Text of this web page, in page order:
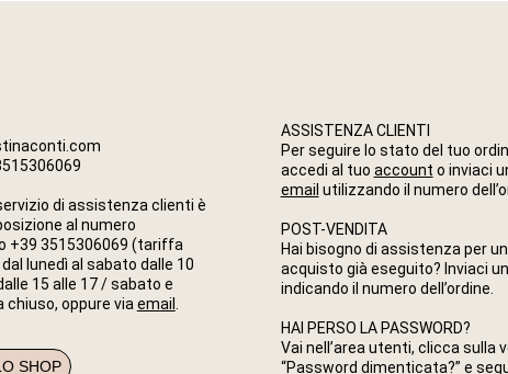
di assistenza clienti è
al numero
+39 3515306069 (tariffa
dal lunedì al sabato dalle 10
15 alle 17 / sabato e
chiuso, oppure via email
SHOP
ASSISTENZA CLIENTI
Per seguire lo stato del tuo
accedi al tuo account o inviaci
email utilizzando il numero
POST-VENDITA
Hai bisogno di assistenza per un
acquisto già eseguito? Inviaci
indicando il numero dell’ordine.
HAI PERSO LA PASSWORD?
Vai nell’area utenti, clicca sulla
“Password dimenticata?” e